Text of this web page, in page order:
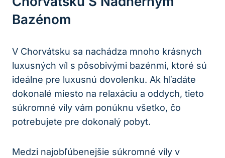
Bazénom
V Chorvátsku sa‌ nachádza mnoho krásnych
luxusných víl‍ s pôsobivými⁤ bazénmi, ktoré sú
ideálne pre luxusnú dovolenku. Ak hľadáte
dokonalé miesto na relaxáciu⁤ a oddych, tieto
súkromné víly ​vám ponúknu‍ všetko, čo
potrebujete ⁢pre dokonalý‍ pobyt.
Medzi najobľúbenejšie súkromné víly v